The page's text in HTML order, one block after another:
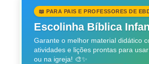
t
s
A
p
p
i
l
n
t
r
e
📖 PARA PAIS E PROFESSORES DE
Escolinha Bíblica
Garante o melhor material didático
atividades e lições prontas para
ou na igreja! 🎨✨